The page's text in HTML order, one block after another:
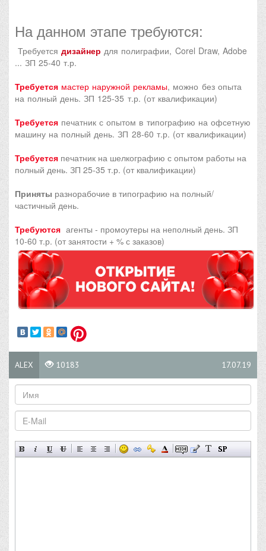
На данном этапе требуются:
Требуетсядизайнер для полиграфии, Corel Draw, Adobe
... ЗП 25-40 т.р.
Требуется мастер наружной рекламы, можно без опыта
на полный день. ЗП 125-35 т.р. (от квалификации)
Требуется печатник с опытом в типографию на офсетную
машину на полный день. ЗП 28-60 т.р. (от квалификации)
Требуется печатник на шелкографию с опытом работы на
полный день. ЗП 25-35 т.р. (от квалификации)
Приняты разнорабочие в типографию на полный/
частичный день.
Требуются агенты - промоутеры на неполный день. ЗП
10-60 т.р. (от занятости + % с заказов)
ALEX 10183 17.07.19